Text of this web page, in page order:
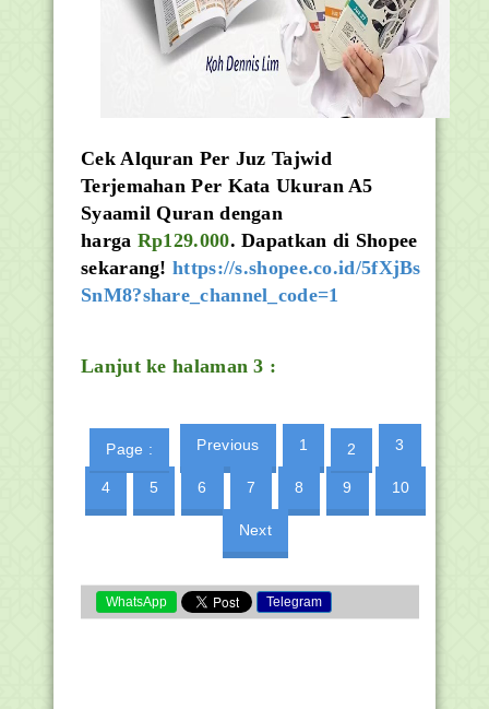
Cek Alquran Per Juz Tajwid
Terjemahan Per Kata Ukuran A5
Syaamil Quran dengan
harga Rp129.000. Dapatkan di Shopee
sekarang!https://s.shopee.co.id/5fXjBs
SnM8?share_channel_code=1
Lanjut ke halaman 3 :
Page : Previous 1 2 3
4 5 6 7 8 9 10
Next
WhatsApp Telegram